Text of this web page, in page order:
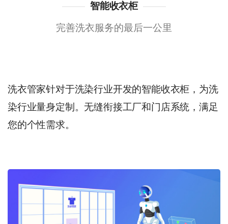
智能收衣柜
完善洗衣服务的最后一公里
洗衣管家针对于洗染行业开发的智能收衣柜，为洗
染行业量身定制。无缝衔接工厂和门店系统，满足
您的个性需求。